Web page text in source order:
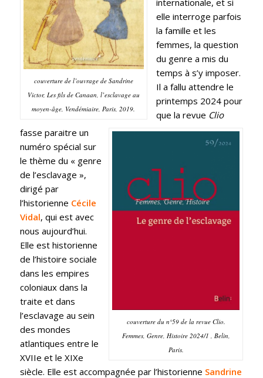
couverture de l’ouvrage de Sandrine
Victor, Les fils de Canaan, l’esclavage au
moyen-âge, Vendémiaire, Paris, 2019.
couverture du n°59 de la revue Clio.
Femmes, Genre, Histoire 2024/1 , Belin,
Paris.
elle interroge parfois
la famille et les
femmes, la question
du genre a mis du
temps à s’y imposer.
Il a fallu attendre le
printemps 2024 pour
que la revue Clio
fasse paraitre un
numéro spécial sur
le thème du « genre
de l’esclavage »,
dirigé par
l’historienne Cécile
Vidal, qui est avec
nous aujourd’hui.
Elle est historienne
de l’histoire sociale
dans les empires
coloniaux dans la
traite et dans
l’esclavage au sein
des mondes
atlantiques entre le
XVIIe et le XIXe
siècle. Elle est accompagnée par l’historienne Sandrine